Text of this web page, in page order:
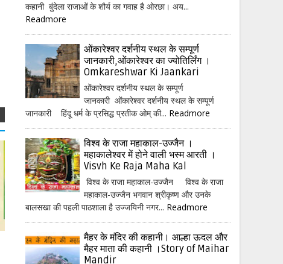
कहानी बुंदेला राजाओं के शौर्य का गवाह है ओरछा। अय...
Readmore
ओंकारेश्वर दर्शनीय स्थल के सम्पूर्ण
जानकारी,ओंकारेश्वर का ज्योतिर्लिंग ।
Omkareshwar Ki Jaankari
ओंकारेश्वर दर्शनीय स्थल के सम्पूर्ण
जानकारी ओंकारेश्वर दर्शनीय स्थल के सम्पूर्ण
जानकारी हिंदू धर्म के प्रसिद्ध प्रतीक ओम् की... Readmore
विश्व के राजा महाकाल-उज्जैन ।
महाकालेश्वर में होने वाली भस्म आरती ।
Visvh Ke Raja Maha Kal
विश्व के राजा महाकाल-उज्जैन विश्व के राजा
महाकाल-उज्जैन भगवान श्रीकृष्ण और उनके
बालसखा की पहली पाठशाला है उज्जयिनी नगर... Readmore
मैहर के मंदिर की कहानी। आल्हा ऊदल और
मैहर माता की कहानी ।Story of Maihar
Mandir